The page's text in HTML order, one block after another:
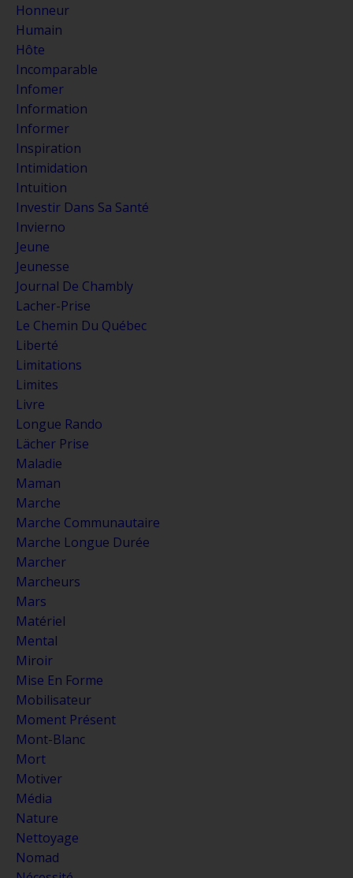
Honneur
Humain
Hôte
Incomparable
Infomer
Information
Informer
Inspiration
Intimidation
Intuition
Investir Dans Sa Santé
Invierno
Jeune
Jeunesse
Journal De Chambly
Lacher-Prise
Le Chemin Du Québec
Liberté
Limitations
Limites
Livre
Longue Rando
Lächer Prise
Maladie
Maman
Marche
Marche Communautaire
Marche Longue Durée
Marcher
Marcheurs
Mars
Matériel
Mental
Miroir
Mise En Forme
Mobilisateur
Moment Présent
Mont-Blanc
Mort
Motiver
Média
Nature
Nettoyage
Nomad